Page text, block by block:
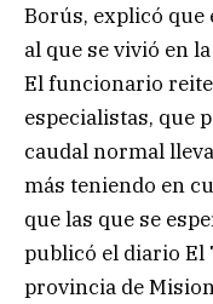
Borús, explicó que
al que se vivió en
El funcionario
especialistas, que
caudal normal
más teniendo en
que las que se
publicó el diario El
provincia de